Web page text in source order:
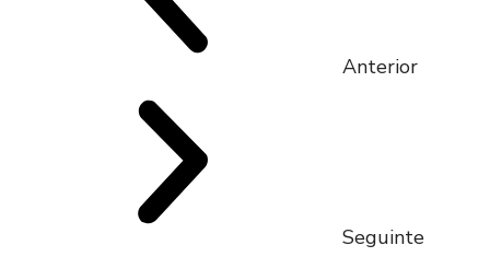
Anterior
Seguinte